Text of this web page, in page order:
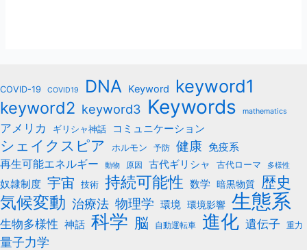
COVID-19 COVID19 DNA Keyword keyword1
keyword2 keyword3 Keywords mathematics
アメリカ ギリシャ神話 コミュニケーション
シェイクスピア ホルモン 予防 健康 免疫系
再生可能エネルギー
動物 原因 古代ギリシャ 古代ローマ 多様性
奴隷制度 宇宙 技術 持続可能性 数学 暗黒物質 歴史
気候変動 治療法 物理学 環境 環境影響 生態系
生物多様性 神話 科学 脳 自動運転車 進化 遺伝子 重力
量子力学